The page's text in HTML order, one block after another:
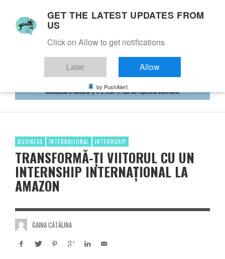
BUSINESS INTERNAȚIONAL INTERNSHIP
TRANSFORMĂ-ȚI VIITORUL CU UN
INTERNSHIP INTERNAȚIONAL LA
AMAZON
GAINA CĂTĂLINA
GET THE LATEST UPDATES FROM
US
Click on Allow to get notifications
Later Allow
by PushAlert